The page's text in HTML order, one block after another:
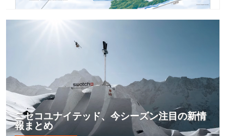
ニセコユナイテッド、今シーズン注目の新情
報まとめ